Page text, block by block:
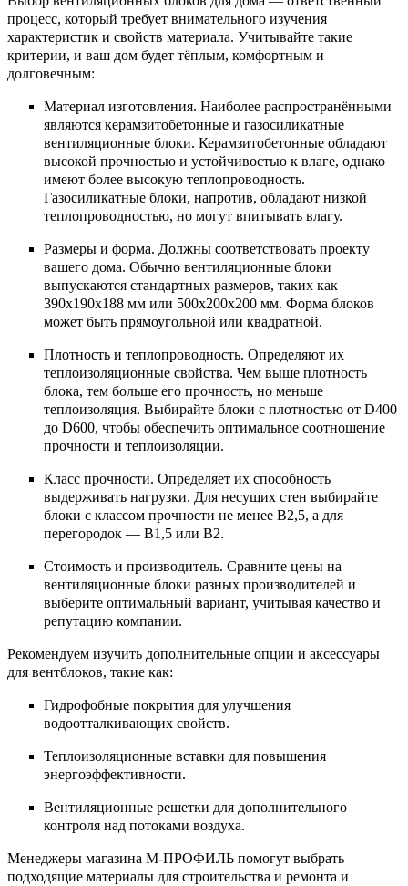
процесс, который требует внимательного изучения
характеристик и свойств материала. Учитывайте такие
критерии, и ваш дом будет тёплым, комфортным и
долговечным:
Материал изготовления. Наиболее распространёнными
являются керамзитобетонные и газосиликатные
вентиляционные блоки. Керамзитобетонные обладают
высокой прочностью и устойчивостью к влаге, однако
имеют более высокую теплопроводность.
Газосиликатные блоки, напротив, обладают низкой
теплопроводностью, но могут впитывать влагу.
Размеры и форма. Должны соответствовать проекту
вашего дома. Обычно вентиляционные блоки
выпускаются стандартных размеров, таких как
390x190x188 мм или 500x200x200 мм. Форма блоков
может быть прямоугольной или квадратной.
Плотность и теплопроводность. Определяют их
теплоизоляционные свойства. Чем выше плотность
блока, тем больше его прочность, но меньше
теплоизоляция. Выбирайте блоки с плотностью от D400
до D600, чтобы обеспечить оптимальное соотношение
прочности и теплоизоляции.
Класс прочности. Определяет их способность
выдерживать нагрузки. Для несущих стен выбирайте
блоки с классом прочности не менее В2,5, а для
перегородок — В1,5 или В2.
Стоимость и производитель. Сравните цены на
вентиляционные блоки разных производителей и
выберите оптимальный вариант, учитывая качество и
репутацию компании.
Рекомендуем изучить дополнительные опции и аксессуары
для вентблоков, такие как:
Гидрофобные покрытия для улучшения
водоотталкивающих свойств.
Теплоизоляционные вставки для повышения
энергоэффективности.
Вентиляционные решетки для дополнительного
контроля над потоками воздуха.
Менеджеры магазина М-ПРОФИЛЬ помогут выбрать
подходящие материалы для строительства и ремонта и